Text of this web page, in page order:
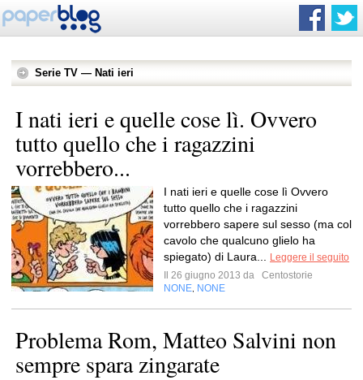
Serie TV — Nati ieri
I nati ieri e quelle cose lì. Ovvero
tutto quello che i ragazzini
vorrebbero...
I nati ieri e quelle cose lì Ovvero
tutto quello che i ragazzini
vorrebbero sapere sul sesso (ma col
cavolo che qualcuno glielo ha
spiegato) di Laura...
Leggere il seguito
Il 26 giugno 2013 da
Centostorie
NONE NONE
Problema Rom, Matteo Salvini non
sempre spara zingarate